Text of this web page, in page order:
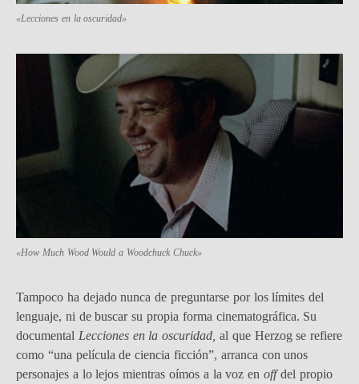
«Lecciones en la oscuridad»
«How Much Wood Would a Woodchuck Chuck»
Tampoco ha dejado nunca de preguntarse por los límites del
lenguaje, ni de buscar su propia forma cinematográfica. Su
documental Lecciones en la oscuridad,al que Herzog se refiere
como “una película de ciencia ficción”, arranca con unos
personajes a lo lejos mientras oímos a la voz en offdel propio